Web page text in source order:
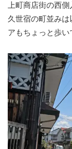
上町商店街の西側
久世宿の町並み
アもちょっと歩い